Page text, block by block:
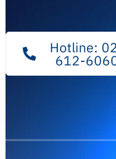
Hotline:
612-